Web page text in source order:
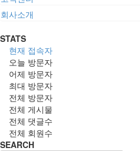
회사소개
STATS
현재 접속자
오늘 방문자
어제 방문자
최대 방문자
전체 방문자
전체 게시물
전체 댓글수
전체 회원수
SEARCH